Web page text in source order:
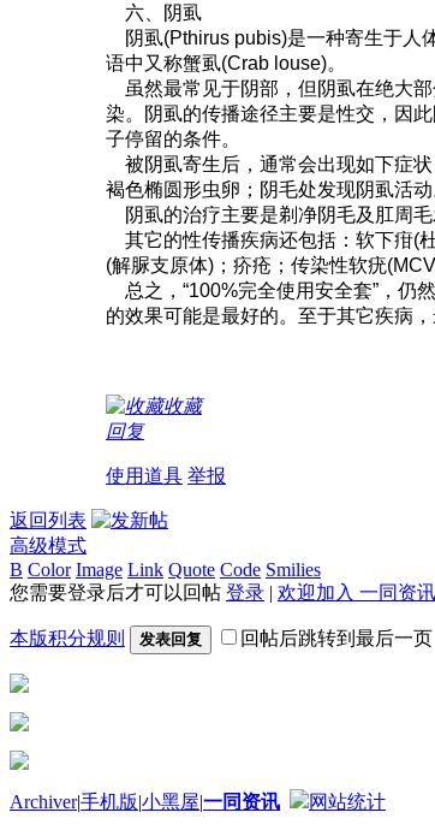
六、阴虱
阴虱(Pthirus pubis)是一种寄生于人
语中又称蟹虱(Crab louse)。
虽然最常见于阴部，但阴虱在绝大
染。阴虱的传播途径主要是性交，因
子停留的条件。
被阴虱寄生后，通常会出现如下症
褐色椭圆形虫卵；阴毛处发现阴虱活动
阴虱的治疗主要是剃净阴毛及肛周毛
其它的性传播疾病还包括：软下疳(
(解脲支原体)；疥疮；传染性软疣
总之，“100%完全使用安全套”，仍
的效果可能是最好的。至于其它疾病
收藏
回复
使用道具 举报
返回列表
高级模式
B Color Image Link Quote Code Smilies
您需要登录后才可以回帖 登录 | 欢迎加入 一同资讯
本版积分规则 发表回复 回帖后跳转到最后一页
Archiver|手机版|小黑屋|一同资讯 网站统计